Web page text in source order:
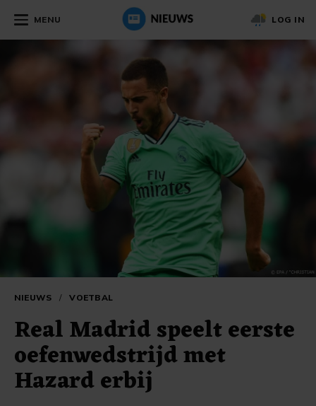
MENU LOG IN
NIEUWS / VOETBAL
Real Madrid speelt eerste
oefenwedstrijd met
Hazard erbij